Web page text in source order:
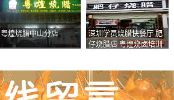
粤煌烧腊中山分店
深圳学员烧腊快餐厅 肥
仔烧腊店 粤煌烧卤培训